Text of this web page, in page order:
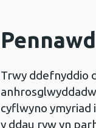
Pennawd
Trwy ddefnyddio
cyflwyno ymyriad
y ddau ryw yn